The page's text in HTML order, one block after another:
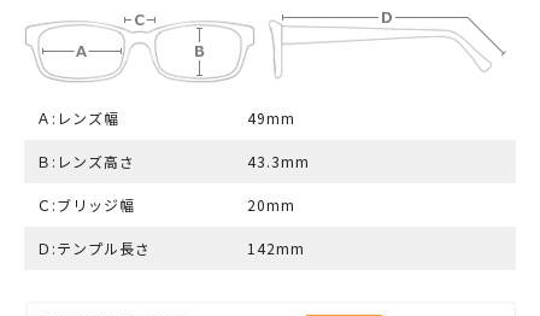
Ａ:レンズ幅 49mm
Ｂ:レンズ高さ 43.3mm
Ｃ:ブリッジ幅 20mm
Ｄ:テンプル長さ 142mm